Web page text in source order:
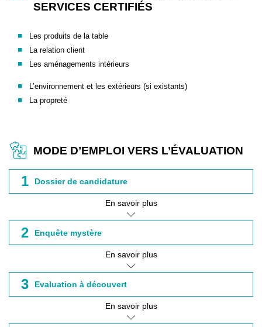
SERVICES CERTIFIÉS
Les produits de la table
La relation client
Les aménagements intérieurs
L’environnement et les extérieurs (si existants)
La propreté
MODE D’EMPLOI VERS L’ÉVALUATION
1 Dossier de candidature
En savoir plus
2 Enquête mystère
En savoir plus
3 Evaluation à découvert
En savoir plus